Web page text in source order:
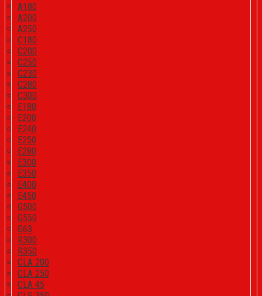
A180
A200
A250
C180
C200
C250
C230
C280
C300
E180
E200
E240
E250
E280
E300
E350
E400
E450
G500
G550
G63
R300
R350
CLA 200
CLA 250
CLA 45